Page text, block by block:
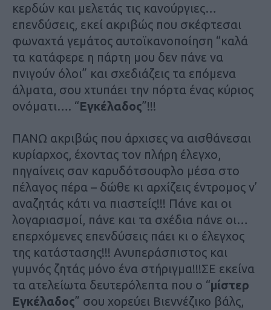
κερδών και μελετάς τις κανούργιες…
επενδύσεις, εκεί ακριβώς που σκέφτεσαι
φωναχτά γεμάτος αυτοϊκανοποίηση “καλά
τα κατάφερε η πάρτη μου δεν πάνε να
πνιγούν όλοι” και σχεδιάζεις τα επόμενα
άλματα, σου χτυπάει την πόρτα ένας κύριος
ονόματι…. “Εγκέλαδος”!!!
ΠΑΝΩ ακριβώς που άρχισες να αισθάνεσαι
κυρίαρχος, έχοντας τον πλήρη έλεγχο,
πηγαίνεις σαν καρυδότσουφλο μέσα στο
πέλαγος πέρα – δώθε κι αρχίζεις έντρομος ν’
αναζητάς κάτι να πιαστείς!!! Πάνε και οι
λογαριασμοί, πάνε και τα σχέδια πάνε οι…
επερχόμενες επενδύσεις πάει κι ο έλεγχος
της κατάστασης!!! Ανυπεράσπιστος και
γυμνός ζητάς μόνο ένα στήριγμα!!!ΣΕ εκείνα
τα ατελείωτα δευτερόλεπτα που ο “μίστερ
Εγκέλαδος” σου χορεύει Βιεννέζικο βάλς,